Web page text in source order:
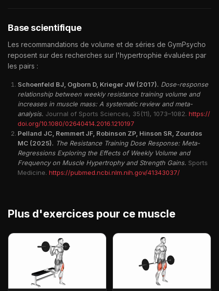
Base scientifique
Les recommandations de volume et de séries de GymPsycho
reposent sur des recherches sur l'hypertrophie évaluées par
les pairs :
Schoenfeld BJ, Ogborn D, Krieger JW (2017). Dose-response
relationship between weekly resistance training volume and
increases in muscle mass: A systematic review and meta-
analysis. Journal of Sports Sciences, 35(11), 1073–1082. https://
doi.org/10.1080/02640414.2016.1210197
Pelland JC, Remmert JF, Robinson ZP, Hinson SR, Zourdos
MC (2025). The Resistance Training Dose Response: Meta-
Regressions Exploring the Effects of Weekly Volume and
Frequency on Muscle Hypertrophy and Strength Gains. Sports
Medicine. https://pubmed.ncbi.nlm.nih.gov/41343037/
Plus d'exercices pour ce muscle